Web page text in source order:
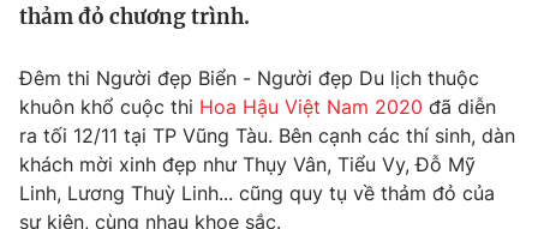
Tin tức
Thế giới đó đây
Câu chuyện quốc tế
Tài chính
Thị trường
Góc doanh nghiệp
Dữ liệu và đời sống
Truyền hình
thảm đỏ chương trình.
Đêm thi Người đẹp Biển - Người đẹp Du lịch thuộc
khuôn khổ cuộc thi Hoa Hậu Việt Nam 2020 đã diễn
ra tối 12/11 tại TP Vũng Tàu. Bên cạnh các thí sinh, dàn
khách mời xinh đẹp như Thụy Vân, Tiểu Vy, Đỗ Mỹ
Linh, Lương Thuỳ Linh... cũng quy tụ về thảm đỏ của
sự kiện, cùng nhau khoe sắc.